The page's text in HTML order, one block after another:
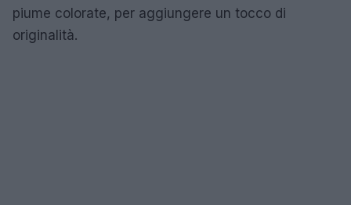
piume colorate, per aggiungere un tocco di
originalità.